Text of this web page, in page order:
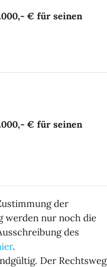
€ für seinen
€ für seinen
der
werden nur noch die
des
.
Der Rechtsweg